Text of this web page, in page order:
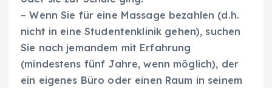
– Wenn Sie für eine Massage bezahlen (d.h.
nicht in eine Studentenklinik gehen), suchen
Sie nach jemandem mit Erfahrung
(mindestens fünf Jahre, wenn möglich), der
ein eigenes Büro oder einen Raum in seinem